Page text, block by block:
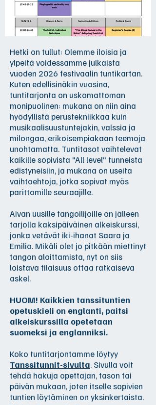
Hetki on tullut: Olemme iloisia ja
ylpeitä voidessamme julkaista
vuoden 2026 festivaalin tuntikartan.
Kuten edellisinäkin vuosina,
tuntitarjonta on uskomattoman
monipuolinen: mukana on niin aina
hyödyllistä perustekniikkaa kuin
musikaalisuustuntejakin, valssia ja
milongaa, erikoisempiakaan teemoja
unohtamatta. Tuntitasot vaihtelevat
kaikille sopivista "All level" tunneista
edistyneisiin, ja mukana on useita
vaihtoehtoja, jotka sopivat myös
parittomille seuraajille.
Aivan uusille tangoilijoille on jälleen
tarjolla kaksipäiväinen alkeiskurssi,
jonka vetävät iki-ihanat Saara ja
Emilio. Mikäli olet jo pitkään miettinyt
tangon aloittamista, nyt on siis
loistava tilaisuus ottaa ratkaiseva
askel.
HUOM! Kaikkien tanssituntien
opetuskieli on englanti, paitsi
alkeiskurssilla opetetaan
suomeksi ja englanniksi.
Koko tuntitarjontamme löytyy
Tanssitunnit-sivulta. Sivulla voit
tehdä hakuja opettajan, tason tai
päivän mukaan, joten itselle sopivien
tuntien löytäminen on yksinkertaista.